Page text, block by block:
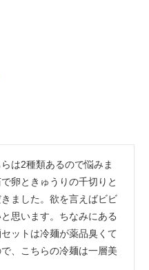
は2種類あるので悩みま
卵ときゅうりの千切りと
ました。欲を言えばビビ
思います。ちなみにある
ットは冷麺が薬品臭くて
、こちらの冷麺は一層美